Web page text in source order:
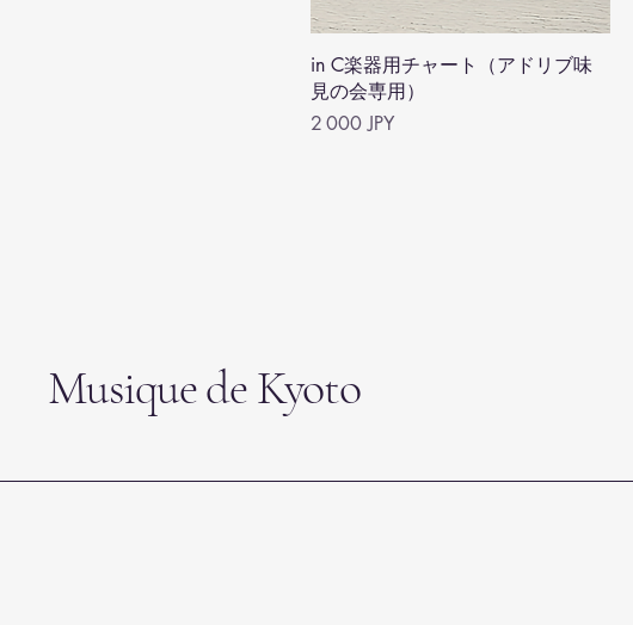
in C楽器用チャート（アドリブ味
見の会専用）
Prix
2 000 JPY
Musique de Kyoto